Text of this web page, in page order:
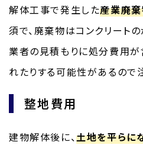
解体工事で発生した産業廃
須で、廃棄物はコンクリート
業者の見積もりに処分費用が
れたりする可能性があるので
整地費用
建物解体後に、土地を平らに